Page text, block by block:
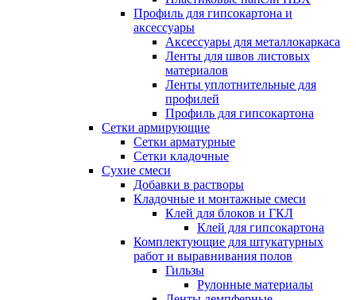
Профиль для гипсокартона и
аксессуары
Аксессуары для металлокаркаса
Ленты для швов листовых
материалов
Ленты уплотнительные для
профилей
Профиль для гипсокартона
Сетки армирующие
Сетки арматурные
Сетки кладочные
Сухие смеси
Добавки в растворы
Кладочные и монтажные смеси
Клей для блоков и ГКЛ
Клей для гипсокартона
Комплектующие для штукатурных
работ и выравнивания полов
Гильзы
Рулонные материалы